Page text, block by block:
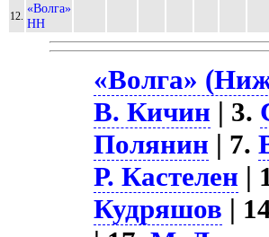
12.
«Волга»
НН
«Волга»
В. Кичин | 3.
Полянин | 7.
Р. Кастелен |
Кудряшов |